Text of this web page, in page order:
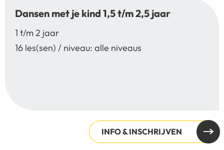
Dansen met je kind 1,5 t/m 2,5 jaar
1 t/m 2 jaar
16 les(sen) / niveau: alle niveaus
INFO & INSCHRIJVEN